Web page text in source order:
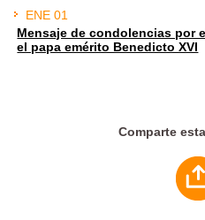
ENE 01
Mensaje de condolencias por
el papa emérito Benedicto XVI
Comparte